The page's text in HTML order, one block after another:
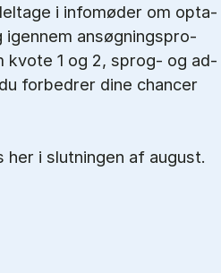
i in­fo­mø­der om op­ta­
igen­nem an­søg­nings­pro­
kvo­te 1 og 2, sprog- og ad­
forbedrer dine chancer
her i slutningen af august.